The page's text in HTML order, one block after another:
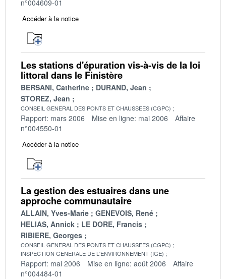
n°004609-01
Accéder à la notice
Les stations d'épuration vis-à-vis de la loi
littoral dans le Finistère
BERSANI, Catherine
DURAND, Jean
STOREZ, Jean
CONSEIL GENERAL DES PONTS ET CHAUSSEES (CGPC)
Rapport: mars 2006 Mise en ligne: mai 2006
Affaire
n°004550-01
Accéder à la notice
La gestion des estuaires dans une
approche communautaire
ALLAIN, Yves-Marie
GENEVOIS, René
HELIAS, Annick
LE DORE, Francis
RIBIERE, Georges
CONSEIL GENERAL DES PONTS ET CHAUSSEES (CGPC)
INSPECTION GENERALE DE L'ENVIRONNEMENT (IGE)
Rapport: mai 2006 Mise en ligne: août 2006
Affaire
n°004484-01